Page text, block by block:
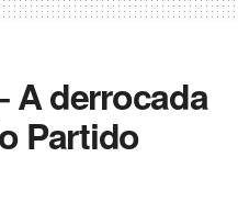
A derrocada
Partido